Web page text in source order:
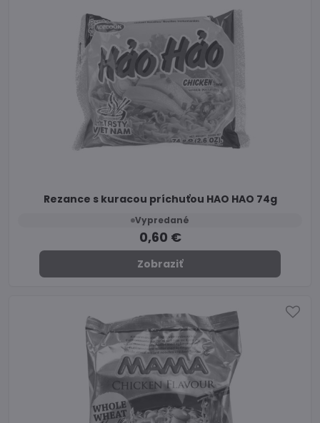
Rezance s kuracou príchuťou HAO HAO 74g
Vypredané
0,60 €
Zobraziť